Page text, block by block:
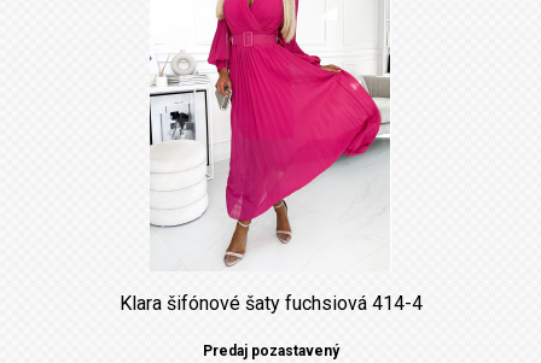
Klara šifónové šaty fuchsiová 414-4
Predaj pozastavený